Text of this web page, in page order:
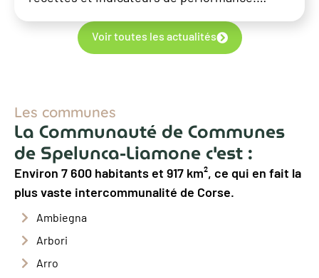
Voir toutes les actualités
Les communes
La Communauté de Communes
de Spelunca-Liamone c'est :
Environ 7 600 habitants et 917 km², ce qui en fait la
plus vaste intercommunalité de Corse.
Ambiegna
Arbori
Arro